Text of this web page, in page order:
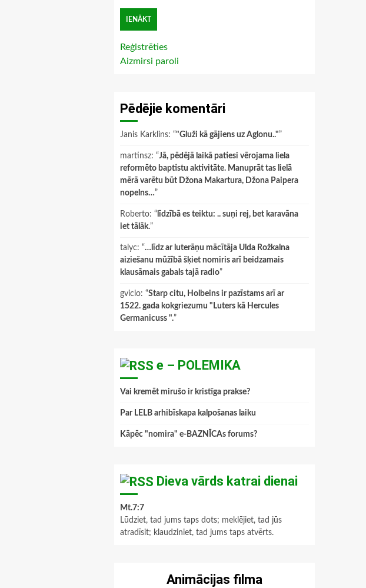
Reģistrēties
Aizmirsi paroli
Pēdējie komentāri
Janis Karklins: “"Gluži kā gājiens uz Aglonu.."”
martinsz: “Jā, pēdējā laikā patiesi vērojama liela
reformēto baptistu aktivitāte. Manuprāt tas lielā
mērā varētu būt Džona Makartura, Džona Paipera
nopelns…”
Roberto: “ līdzībā es teiktu: .. suņi rej, bet karavāna
iet tālāk.”
talyc: “…līdz ar luterāņu mācītāja Ulda Rožkalna
aiziešanu mūžībā šķiet nomiris arī beidzamais
klausāmais gabals tajā radio”
gviclo: “Starp citu, Holbeins ir pazīstams arī ar
1522. gada kokgriezumu "Luters kā Hercules
Germanicuss ".”
e – POLEMIKA
Vai kremēt mirušo ir kristīga prakse?
Par LELB arhibīskapa kalpošanas laiku
Kāpēc "nomira" e-BAZNĪCAs forums?
Dieva vārds katrai dienai
Mt.7:7
Lūdziet, tad jums taps dots; meklējiet, tad jūs
atradīsit; klaudziniet, tad jums taps atvērts.
Animācijas filma